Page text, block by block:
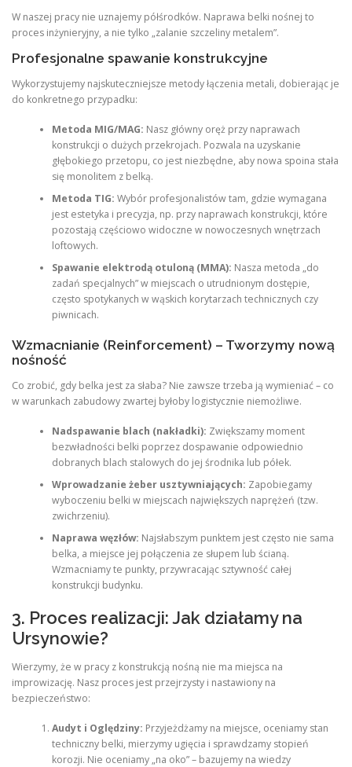
W naszej pracy nie uznajemy półśrodków. Naprawa belki nośnej to
proces inżynieryjny, a nie tylko „zalanie szczeliny metalem”.
Profesjonalne spawanie konstrukcyjne
Wykorzystujemy najskuteczniejsze metody łączenia metali, dobierając je
do konkretnego przypadku:
Metoda MIG/MAG: Nasz główny oręż przy naprawach
konstrukcji o dużych przekrojach. Pozwala na uzyskanie
głębokiego przetopu, co jest niezbędne, aby nowa spoina stała
się monolitem z belką.
Metoda TIG: Wybór profesjonalistów tam, gdzie wymagana
jest estetyka i precyzja, np. przy naprawach konstrukcji, które
pozostają częściowo widoczne w nowoczesnych wnętrzach
loftowych.
Spawanie elektrodą otuloną (MMA): Nasza metoda „do
zadań specjalnych” w miejscach o utrudnionym dostępie,
często spotykanych w wąskich korytarzach technicznych czy
piwnicach.
Wzmacnianie (Reinforcement) – Tworzymy nową
nośność
Co zrobić, gdy belka jest za słaba? Nie zawsze trzeba ją wymieniać – co
w warunkach zabudowy zwartej byłoby logistycznie niemożliwe.
Nadspawanie blach (nakładki): Zwiększamy moment
bezwładności belki poprzez dospawanie odpowiednio
dobranych blach stalowych do jej środnika lub półek.
Wprowadzanie żeber usztywniających: Zapobiegamy
wyboczeniu belki w miejscach największych naprężeń (tzw.
zwichrzeniu).
Naprawa węzłów: Najsłabszym punktem jest często nie sama
belka, a miejsce jej połączenia ze słupem lub ścianą.
Wzmacniamy te punkty, przywracając sztywność całej
konstrukcji budynku.
3. Proces realizacji: Jak działamy na
Ursynowie?
Wierzymy, że w pracy z konstrukcją nośną nie ma miejsca na
improwizację. Nasz proces jest przejrzysty i nastawiony na
bezpieczeństwo:
Audyt i Oględziny: Przyjeżdżamy na miejsce, oceniamy stan
techniczny belki, mierzymy ugięcia i sprawdzamy stopień
korozji. Nie oceniamy „na oko” – bazujemy na wiedzy